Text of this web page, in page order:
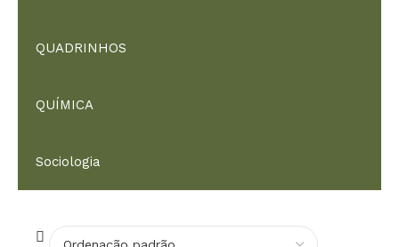
QUADRINHOS
QUÍMICA
Sociologia